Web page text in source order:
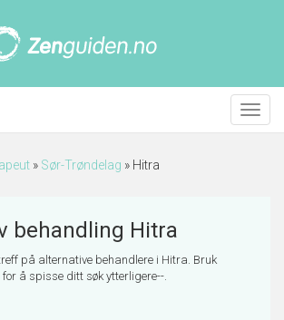
Meny
» Sør-Trøndelag » Hitra
behandling Hitra
på alternative behandlere i Hitra. Bruk
for å spisse ditt søk ytterligere--.